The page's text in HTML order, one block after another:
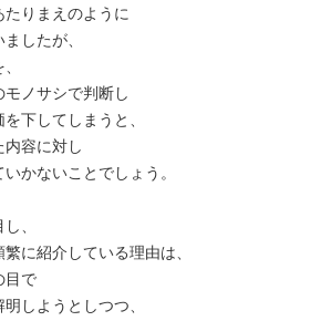
りまえのように
したが、
ノサシで判断し
下してしまうと、
容に対し
かないことでしょう。
、
に紹介している理由は、
目で
しようとしつつ、